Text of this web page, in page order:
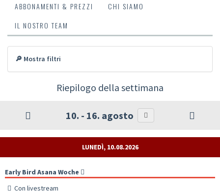
ABBONAMENTI & PREZZI
CHI SIAMO
IL NOSTRO TEAM
🔎 Mostra filtri
Riepilogo della settimana
10. - 16. agosto
LUNEDÌ, 10.08.2026
Early Bird Asana Woche
Con livestream